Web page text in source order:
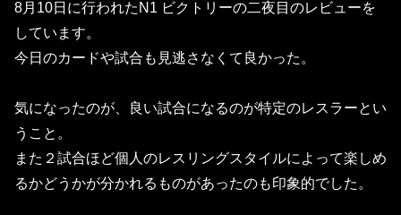
8月10日に行われたN1 ビクトリーの二夜目のレビューを
しています。
今日のカードや試合も見逃さなくて良かった。
気になったのが、良い試合になるのが特定のレスラーとい
うこと。
また２試合ほど個人のレスリングスタイルによって楽しめ
るかどうかが分かれるものがあったのも印象的でした。